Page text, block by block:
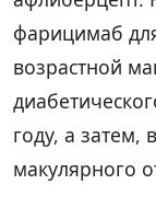
фарицимаб
возрастной
году, а затем,
макулярного